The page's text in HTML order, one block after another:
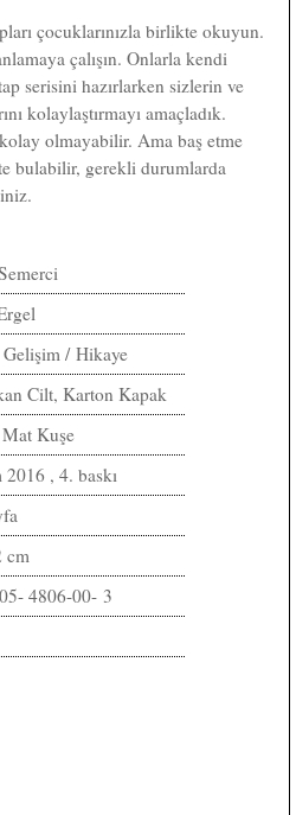
çocuklarınızla birlikte okuyun.
çalışın. Onlarla kendi
serisini hazırlarken sizlerin ve
kolaylaştırmayı amaçladık.
olmayabilir. Ama baş etme
bulabilir, gerekli durumlarda
/ Hikaye
Cilt, Karton Kapak
Kuşe
2016 , 4. baskı
cm
4806-00- 3